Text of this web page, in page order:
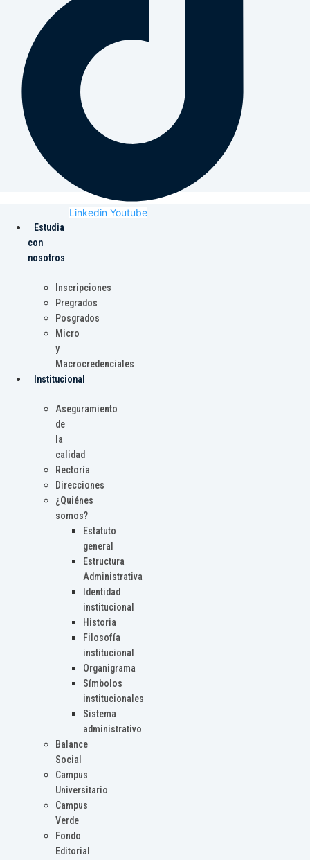
Linkedin Youtube
Estudia
con
nosotros
Inscripciones
Pregrados
Posgrados
Micro
y
Macrocredenciales
Institucional
Aseguramiento
de
la
calidad
Rectoría
Direcciones
¿Quiénes
somos?
Estatuto
general
Estructura
Administrativa
Identidad
institucional
Historia
Filosofía
institucional
Organigrama
Símbolos
institucionales
Sistema
administrativo
Balance
Social
Campus
Universitario
Campus
Verde
Fondo
Editorial